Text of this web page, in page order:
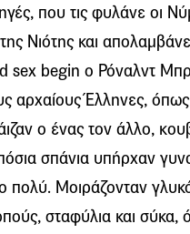
που τις φυλάνε οι
Νιότης και
sex begin o Ρόναλντ
αρχαίους Έλληνες, όπως
ο ένας τον άλλο,
σπάνια υπήρχαν
πολύ. Μοιράζονταν
σταφύλια και σύκα,